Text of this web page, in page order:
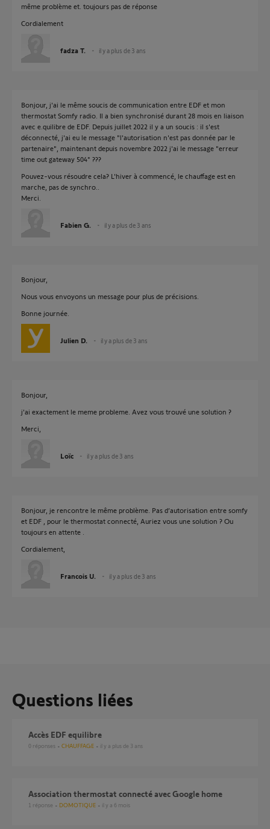
même problème et. toujours pas de réponse
Cordialement
fadza T. il y a plus de 3 ans
Bonjour, j'ai le même soucis de communication entre EDF et mon
thermostat Somfy radio. Il a bien synchronisé durant 28 mois en liaison
avec e.quilibre de EDF. Depuis juillet 2022 il y a un soucis : il s'est
déconnecté, j'ai eu le message "l'autorisation n'est pas donnée par le
partenaire", maintenant depuis novembre 2022 j'ai le message "erreur
time out gateway 504" ???
Pouvez-vous résoudre cela? L'hiver à commencé, le chauffage est en
marche, pas de synchro..
Merci.
Fabien G. il y a plus de 3 ans
Bonjour,
Nous vous envoyons un message pour plus de précisions.
Bonne journée.
Julien D. il y a plus de 3 ans
Bonjour,
j'ai exactement le meme probleme. Avez vous trouvé une solution ?
Merci,
Loïc il y a plus de 3 ans
Bonjour, je rencontre le même problème. Pas d’autorisation entre somfy
et EDF , pour le thermostat connecté, Auriez vous une solution ? Ou
toujours en attente .
Cordialement,
Francois U. il y a plus de 3 ans
Questions liées
Accès EDF equilibre
0 réponses CHAUFFAGE il y a plus de 3 ans
Association thermostat connecté avec Google home
1 réponse DOMOTIQUE il y a 6 mois